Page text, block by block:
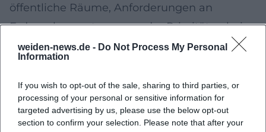
weiden-news.de - Do Not Process My Personal
Information
If you wish to opt-out of the sale, sharing to third parties, or
processing of your personal or sensitive information for
targeted advertising by us, please use the below opt-out
section to confirm your selection. Please note that after your
öffentliche Räume, Anforderungen an
Erdgeschossnutzungen oder Prioritäten bei
der Umgestaltung von Straßen und Plätzen.
Innenentwicklung vor Außenentwicklung:
Flächensparen als Leitlinie
Die Strategie „Innenentwicklung vor
Außenentwicklung“ zielt darauf ab,